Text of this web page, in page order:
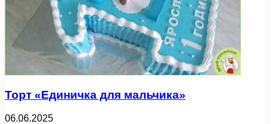
Торт «Единичка для мальчика»
06.06.2025